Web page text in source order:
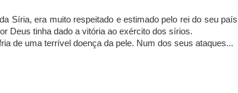
Síria, era muito respeitado e estimado pelo rei do seu país
Deus tinha dado a vitória ao exército dos sírios.
de uma terrível doença da pele. Num dos seus ataques...